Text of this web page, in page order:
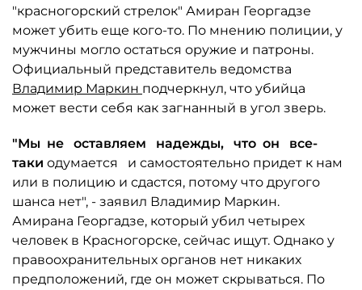
"красногорский стрелок" Амиран Георгадзе
может убить еще кого-то. По мнению полиции, у
мужчины могло остаться оружие и патроны.
Официальный представитель ведомства
Владимир Маркин подчеркнул, что убийца
может вести себя как загнанный в угол зверь.
"Мы не оставляем надежды, что он все-
таки одумается и самостоятельно придет к нам
или в полицию и сдастся, потому что другого
шанса нет", - заявил Владимир Маркин.
Амирана Георгадзе, который убил четырех
человек в Красногорске, сейчас ищут. Однако у
правоохранительных органов нет никаких
предположений, где он может скрываться. По